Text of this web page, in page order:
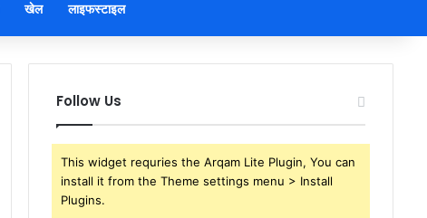
खेल लाइफस्टाइल
Follow Us
This widget requries the Arqam Lite Plugin, You can
install it from the Theme settings menu > Install
Plugins.